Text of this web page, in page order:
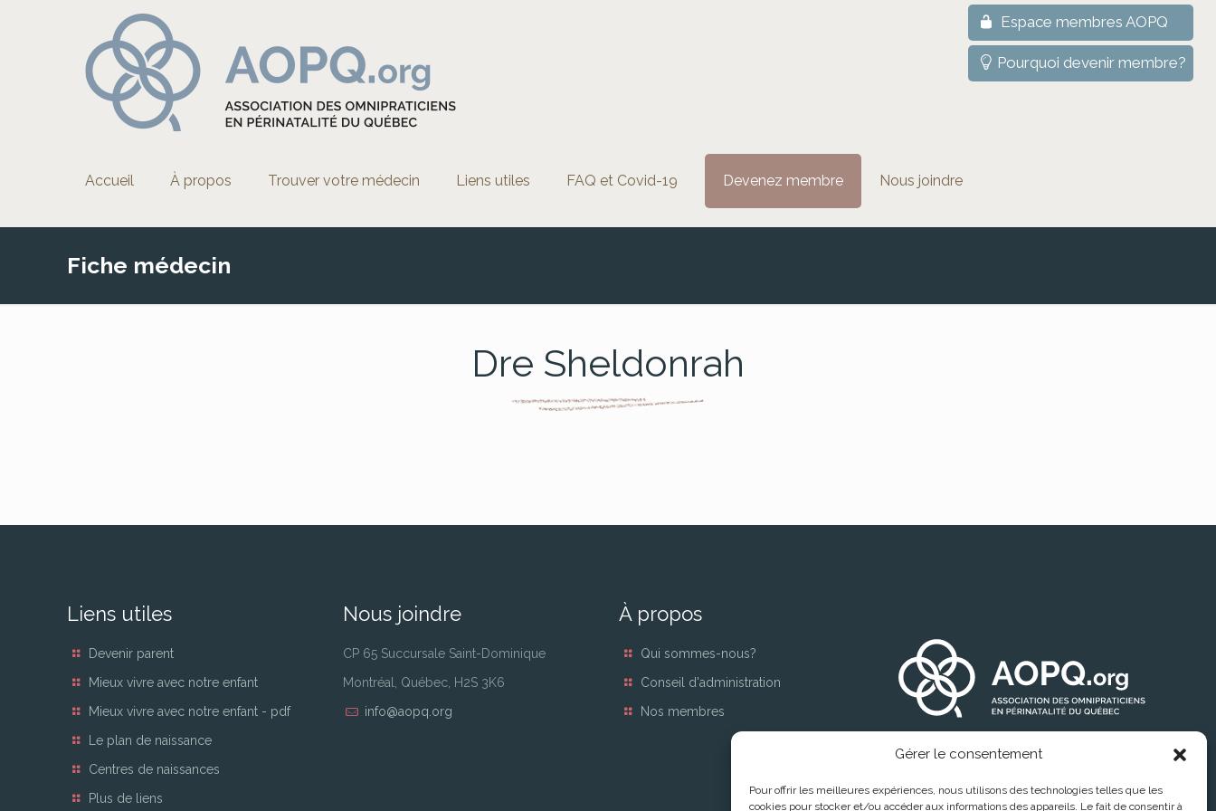
Gérer le consentement
Pour offrir les meilleures expériences, nous utilisons des technologies telles que les
cookies pour stocker et/ou accéder aux informations des appareils. Le fait de consentir à
Espace membres AOPQ
Pourquoi devenir membre?
Accueil À propos Trouver votre médecin Liens utiles FAQ et Covid-19 Devenez membre Nous joindre
Fiche médecin
Dre Sheldonrah
Liens utiles
Devenir parent
Mieux vivre avec notre enfant
Mieux vivre avec notre enfant - pdf
Le plan de naissance
Centres de naissances
Plus de liens
Nous joindre
CP 65 Succursale Saint-Dominique
Montréal, Québec, H2S 3K6
info@aopq.org
À propos
Qui sommes-nous?
Conseil d'administration
Nos membres